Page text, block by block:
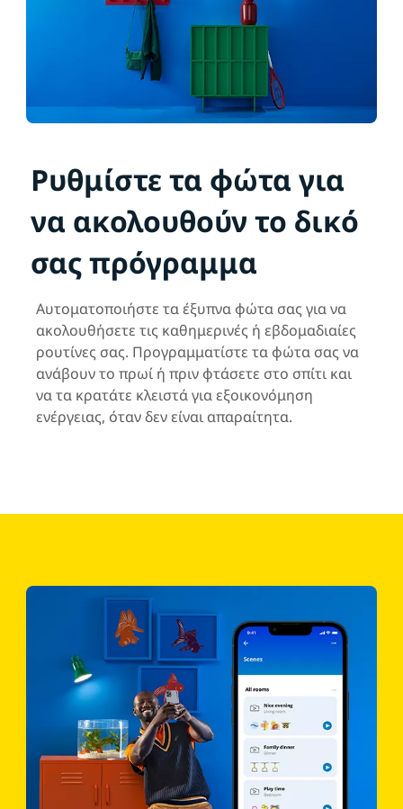
Ρυθμίστε τα φώτα για
να ακολουθούν το δικό
σας πρόγραμμα
Αυτοματοποιήστε τα έξυπνα φώτα σας για να
ακολουθήσετε τις καθημερινές ή εβδομαδιαίες
ρουτίνες σας. Προγραμματίστε τα φώτα σας να
ανάβουν το πρωί ή πριν φτάσετε στο σπίτι και
να τα κρατάτε κλειστά για εξοικονόμηση
ενέργειας, όταν δεν είναι απαραίτητα.